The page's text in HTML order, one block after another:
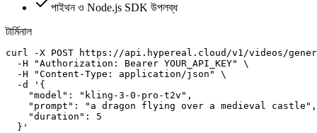
পাইথন ও Node.js SDK উপলব্ধ
টার্মিনাল
curl -X POST https://api.hypereal.cloud/v1/videos/
  -H "Authorization: Bearer YOUR_API_KEY" \
  -H "Content-Type: application/json" \
  -d '{
    "model": "kling-3-0-pro-t2v",
    "prompt": "a dragon flying over a medieval castle",
    "duration": 5
  }'